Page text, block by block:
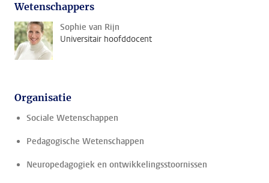
Wetenschappers
Sophie van Rijn
Universitair hoofddocent
Organisatie
Sociale Wetenschappen
Pedagogische Wetenschappen
Neuropedagogiek en ontwikkelingsstoornissen